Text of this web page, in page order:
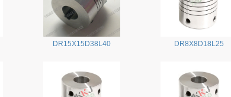
DR15X15D38L40 DR8X8D18L25